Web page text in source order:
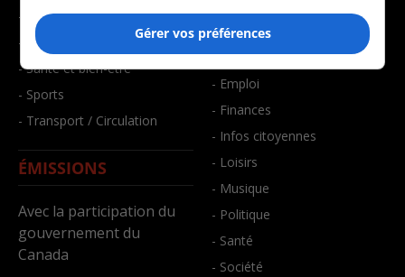
- Environnement
- Faits divers
- Santé et bien-être
- Sports
- Transport / Circulation
ÉMISSIONS
Avec la participation du
gouvernement du
Canada
- Art de vivre
- Bien-être
- Emploi
- Finances
- Infos citoyennes
- Loisirs
- Musique
- Politique
- Santé
- Société
Gérer vos préférences